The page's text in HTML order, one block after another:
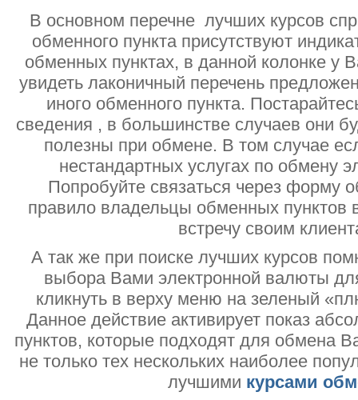
В основном перечне лучших курсов
обменного пункта присутствуют
обменных пунктах, в данной колонке у
увидеть лаконичный перечень
иного обменного пункта.
сведения , в большинстве случаев они
полезны при обмене. В том случае
нестандартных услугах по обмену
Попробуйте связаться через форму
правило владельцы обменных пунктов
встречу своим
А так же при поиске лучших курсов
выбора Вами электронной валюты
кликнуть в верху меню на зеленый
Данное действие активирует показ
пунктов, которые подходят для обмена
не только тех нескольких наиболее
лучшими курсами